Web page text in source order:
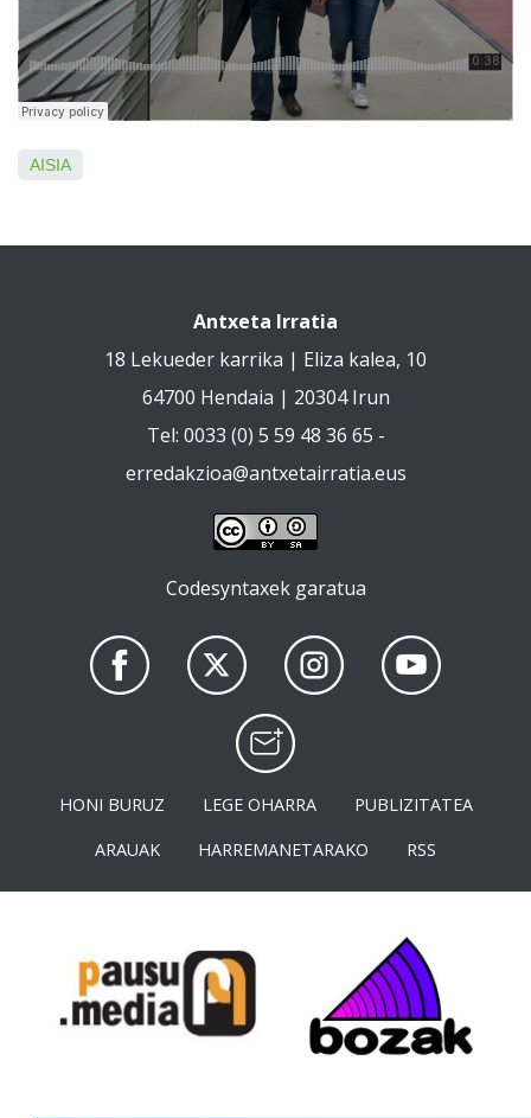
AISIA
Antxeta Irratia
18 Lekueder karrika | Eliza kalea, 10
64700 Hendaia | 20304 Irun
Tel: 0033 (0) 5 59 48 36 65 -
erredakzioa@antxetairratia.eus
Codesyntaxek garatua
HONI BURUZ LEGE OHARRA
PUBLIZITATEA
ARAUAK
HARREMANETARAKO RSS